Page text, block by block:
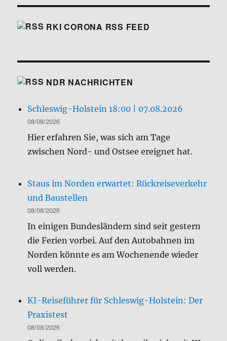
RKI CORONA RSS FEED
NDR NACHRICHTEN
Schleswig-Holstein 18:00 | 07.08.2026
08/08/2026
Hier erfahren Sie, was sich am Tage
zwischen Nord- und Ostsee ereignet hat.
Staus im Norden erwartet: Rückreiseverkehr
und Baustellen
08/08/2026
In einigen Bundesländern sind seit gestern
die Ferien vorbei. Auf den Autobahnen im
Norden könnte es am Wochenende wieder
voll werden.
KI-Reiseführer für Schleswig-Holstein: Der
Praxistest
08/08/2026